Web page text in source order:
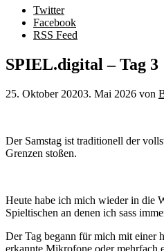
Twitter
Facebook
RSS Feed
SPIEL.digital – Tag 3
25. Oktober 20203. Mai 2026 von
Der Samstag ist traditionell der
Grenzen stoßen.
Heute habe ich mich wieder in die
Spieltischen an denen ich sass
Der Tag begann für mich mit einer
erkannte Mikrofone oder mehrfach